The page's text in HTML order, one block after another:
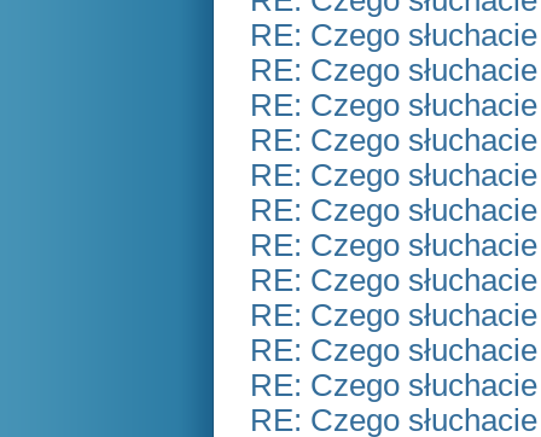
RE: Czego
RE: Czego
RE: Czego
RE: Czego
RE: Czego
RE: Czego
RE: Czego
RE: Czego
RE: Czego
RE: Czego
RE: Czego
RE: Czego